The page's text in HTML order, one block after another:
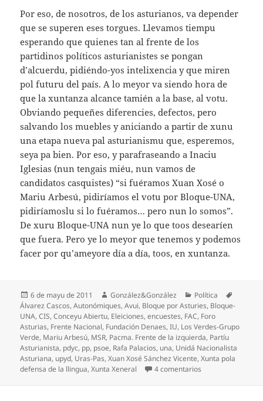
Por eso, de nosotros, de los asturianos, va depender
que se superen eses torgues. Llevamos tiempu
esperando que quienes tan al frente de los
partidinos políticos asturianistes se pongan
d’alcuerdu, pidiéndo-yos intelixencia y que miren
pol futuru del país. A lo meyor va siendo hora de
que la xuntanza alcance tamién a la base, al votu.
Obviando pequeñes diferencies, defectos, pero
salvando los muebles y aniciando a partir de xunu
una etapa nueva pal asturianismu que, esperemos,
seya pa bien. Por eso, y parafraseando a Inaciu
Iglesias (nun tengais miéu, nun vamos de
candidatos casquistes) “si fuéramos Xuan Xosé o
Mariu Arbesú, pidiríamos el votu por Bloque-UNA,
pidiríamoslu si lo fuéramos… pero nun lo somos”.
De xuru Bloque-UNA nun ye lo que toos desearíen
que fuera. Pero ye lo meyor que tenemos y podemos
facer por qu’ameyore día a día, toos, en xuntanza.
Espublizáu
en
6 de mayu de 2011 Autor
González&González Categoríes
Política
Álvarez Cascos,Autonómiques,Avui, Bloque por Asturies, Bloque-
UNA,CIS,Conceyu Abiertu, Eleiciones,encuestes, FAC, Foro
Asturias, Frente Nacional, Fundación Denaes,IU, Los Verdes-Grupo
Verde, Mariu Arbesú, MSR, Pacma. Frente de la izquierda, Partíu
Asturianista, pdyc, pp, psoe, Rafa Palacios, una, Unidá Nacionalista
Asturiana, upyd, Uras-Pas,Xuan Xosé Sánchez Vicente,Xunta pola
defensa de la llingua,Xunta Xeneral 4 comentarios